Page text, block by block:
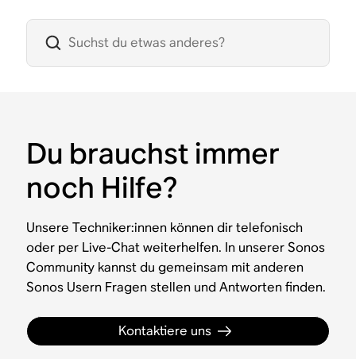
Du brauchst immer
noch Hilfe?
Unsere Techniker:innen können dir telefonisch
oder per Live-Chat weiterhelfen. In unserer Sonos
Community kannst du gemeinsam mit anderen
Sonos Usern Fragen stellen und Antworten finden.
Kontaktiere uns